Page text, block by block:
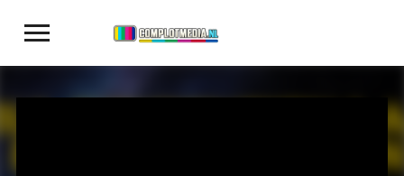
Toggle
navigation